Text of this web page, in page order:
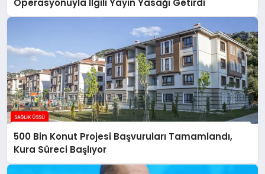
Operasyonuyla İlgili Yayın Yasağı Getirdi
500 Bin Konut Projesi Başvuruları Tamamlandı,
Kura Süreci Başlıyor